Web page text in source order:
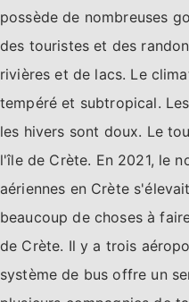
possède de nombreuses
des touristes et des
rivières et de lacs. Le
tempéré et subtropical.
les hivers sont doux. Le
l'île de Crète. En 2021, le
aériennes en Crète
beaucoup de choses à
de Crète. Il y a trois
système de bus offre un